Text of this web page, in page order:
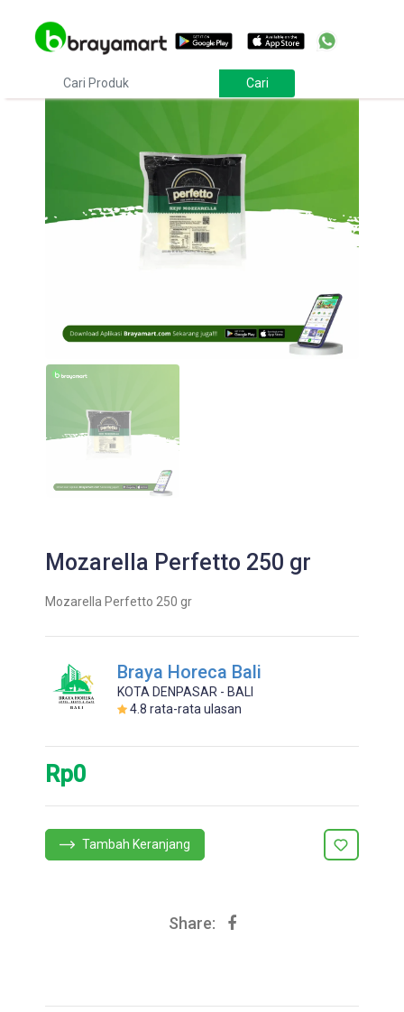
Mozarella Perfetto 250 gr
Mozarella Perfetto 250 gr
Braya Horeca Bali
KOTA DENPASAR - BALI
4.8 rata-rata ulasan
Rp0
Tambah Keranjang
Share: